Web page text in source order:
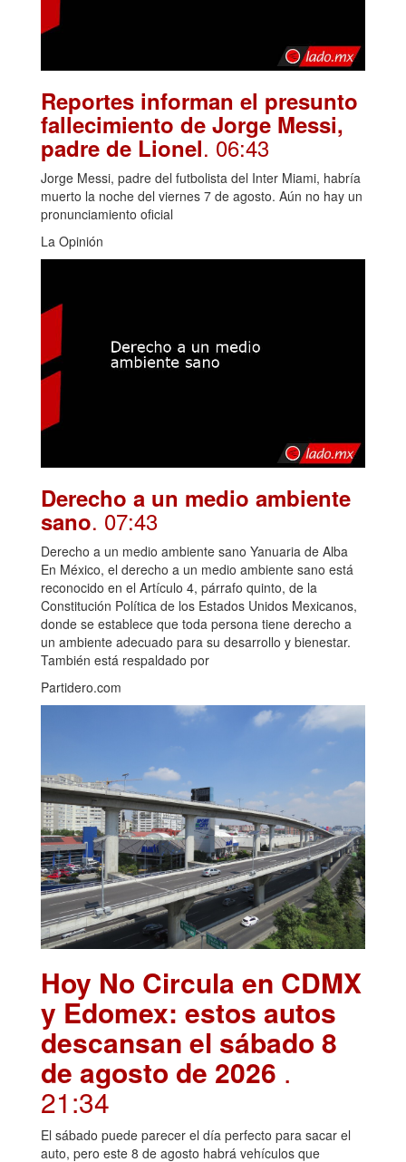
Reportes informan el presunto
fallecimiento de Jorge Messi,
padre de Lionel. 06:43
Jorge Messi, padre del futbolista del Inter Miami, habría
muerto la noche del viernes 7 de agosto. Aún no hay un
pronunciamiento oficial
La Opinión
Derecho a un medio ambiente
sano. 07:43
Derecho a un medio ambiente sano Yanuaria de Alba
En México, el derecho a un medio ambiente sano está
reconocido en el Artículo 4, párrafo quinto, de la
Constitución Política de los Estados Unidos Mexicanos,
donde se establece que toda persona tiene derecho a
un ambiente adecuado para su desarrollo y bienestar.
También está respaldado por
Partidero.com
Hoy No Circula en CDMX
y Edomex: estos autos
descansan el sábado 8
de agosto de 2026 .
21:34
El sábado puede parecer el día perfecto para sacar el
auto, pero este 8 de agosto habrá vehículos que